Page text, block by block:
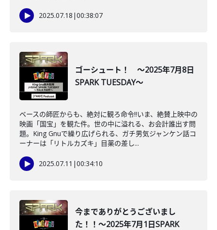
2025.07.18 |00:38:07
ゴーシュート！ ～2025年7月8日
SPARK TUESDAY～
ベースの師匠からも、絶対に観ろ命令‼いま、絶賛上映中の
映画「国宝」を観た件。世の中に溢れる、お会計誰出す問
題。King Gnuで繰り広げられる、ガチ男気ジャンケン話コ
ーナーは「リトルカズキ」目薬の差し...
2025.07.11 |00:34:10
今までありがとうございまし
た！！～2025年7月1日SPARK